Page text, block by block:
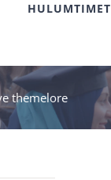
HULUMTIMET
themelore